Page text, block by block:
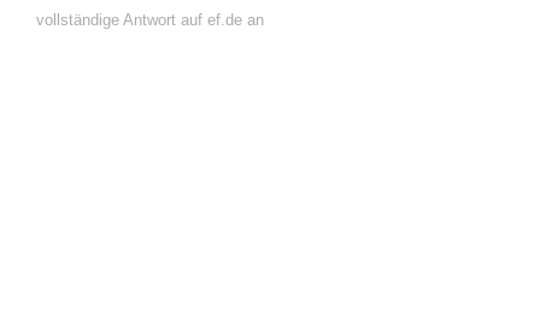
vollständige Antwort auf ef.de an